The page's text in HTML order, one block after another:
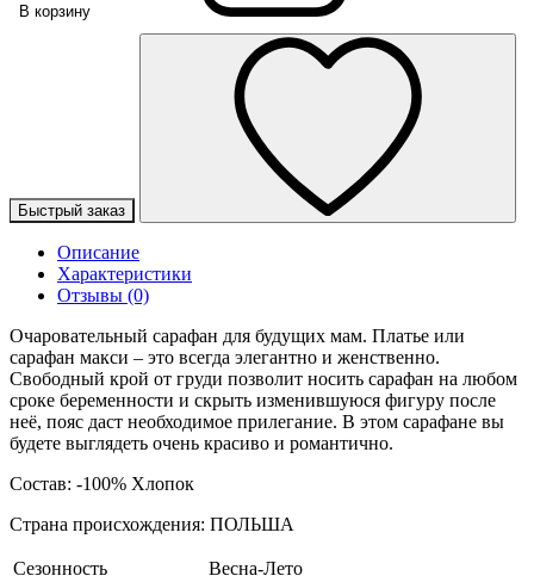
В корзину
Быстрый заказ
Описание
Характеристики
Отзывы (0)
Очаровательный сарафан для будущих мам. Платье или
сарафан макси – это всегда элегантно и женственно.
Свободный крой от груди позволит носить сарафан на любом
сроке беременности и скрыть изменившуюся фигуру после
неё, пояс даст необходимое прилегание. В этом сарафане вы
будете выглядеть очень красиво и романтично.
Состав: -100% Хлопок
Страна происхождения: ПОЛЬША
Сезонность
Весна-Лето